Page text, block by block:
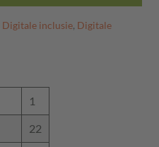
Digitale inclusie, Digitale
1
22